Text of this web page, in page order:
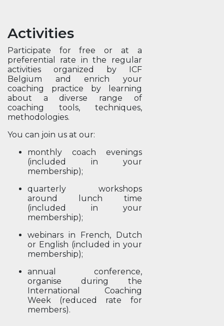
Activities
Participate for free or at a
preferential rate in the regular
activities organized by ICF
Belgium and enrich your
coaching practice by learning
about a diverse range of
coaching tools, techniques,
methodologies.
You can join us at our:
monthly coach evenings
(included in your
membership);
quarterly workshops
around lunch time
(included in your
membership);
webinars in French, Dutch
or English (included in your
membership);
annual conference,
organise during the
International Coaching
Week (reduced rate for
members).